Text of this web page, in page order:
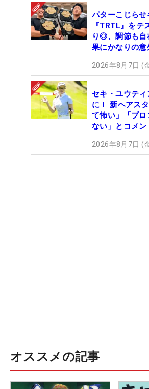
パターこじら
『TRTL』をテ
り◎、調節も自
果にかなりの意
2026年8月7日 (
セキ・ユウテ
に！ 新ヘアス
て怖い」「プロ
ない」とコメン
2026年8月7日 (
オススメの記事